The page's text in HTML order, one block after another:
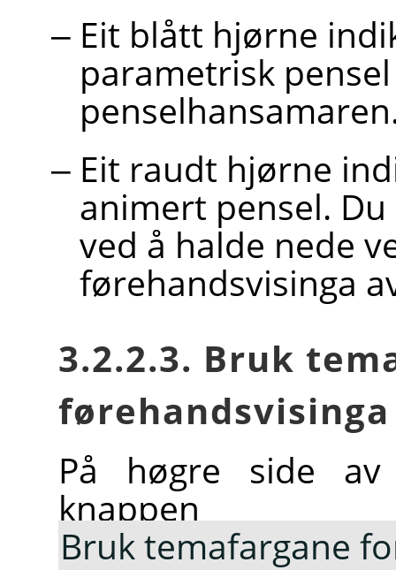
Eit blått hjørne
parametrisk
Eit raudt hjørne
animert pensel.
ved å halde nede
førehandsvisinga
3.2.2.3. Bruk
førehandsvisinga
På høgre side
knappen
Bruk temafargane